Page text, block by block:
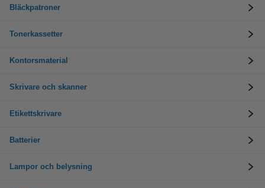
Bläckpatroner
Tonerkassetter
Kontorsmaterial
Skrivare och skanner
Etikettskrivare
Batterier
Lampor och belysning